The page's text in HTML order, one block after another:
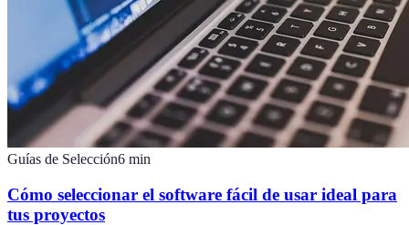
Guías de Selección6 min
Cómo seleccionar el software fácil de usar ideal para
tus proyectos